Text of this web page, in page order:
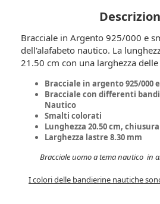
Bracciale in Argento 925/000 e
dell'alafabeto nautico. La
21.50 cm con una larghezza
Bracciale in argento 925/000
Bracciale con differenti
Nautico
Smalti colorati
Lunghezza 20.50 cm,
Larghezza lastre 8.30 mm
Bracciale uomo a tema nautico in
I colori delle bandierine nautiche